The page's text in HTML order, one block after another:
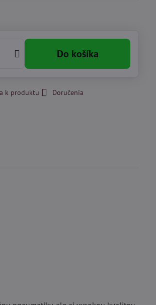
Do košíka
k produktu Doručenia